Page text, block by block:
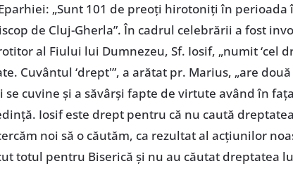
„Sunt 101 de preoți hirotoniți în perioada
de Cluj-Gherla”. În cadrul celebrării a fost
al Fiului lui Dumnezeu, Sf. Iosif, „numit ‘cel
Cuvântul ‘drept'”, a arătat pr. Marius, „are
se cuvine și a săvârși fapte de virtute având în
Iosif este drept pentru că nu caută
noi să o căutăm, ca rezultat al acțiunilor
totul pentru Biserică și nu au căutat dreptatea